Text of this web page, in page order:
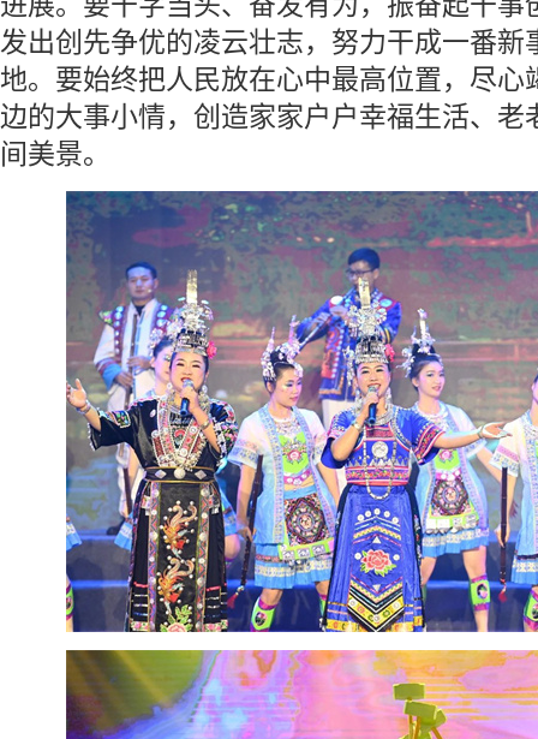
发出创先争优的凌云壮志，努力干成一番新
地。要始终把人民放在心中最高位置，尽心
边的大事小情，创造家家户户幸福生活、老
间美景。